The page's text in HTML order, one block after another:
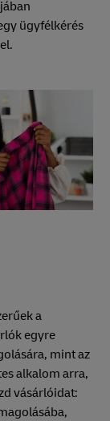
ügyfélkérés
a
egyre
mint az
alkalom arra,
vásárlóidat: